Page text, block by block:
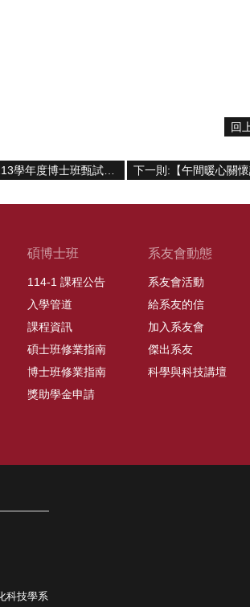
回
碩博士班
114-1 課程公告
入學管道
課程資訊
碩士班修業指南
博士班修業指南
獎助學金申請
系友會動態
系友會活動
給系友的信
加入系友會
傑出系友
科學與科技講壇
科技學系